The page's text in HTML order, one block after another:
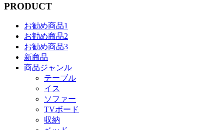
PRODUCT
お勧め商品1
お勧め商品2
お勧め商品3
新商品
商品ジャンル
テーブル
イス
ソファー
TVボード
収納